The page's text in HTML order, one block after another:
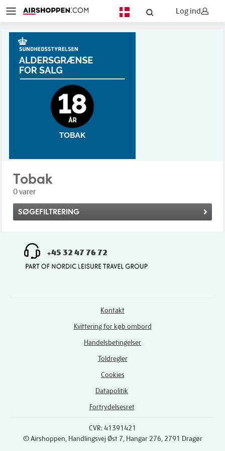
Log ind
Tobak
0 varer
SØGEFILTRERING
+45 32 47 76 72
Kontakt
Kvittering for køb ombord
Handelsbetingelser
Toldregler
Cookies
Datapolitik
Fortrydelsesret
CVR: 41391421
© Airshoppen , Handlingsvej Øst 7, Hangar 276, 2791 Dragør